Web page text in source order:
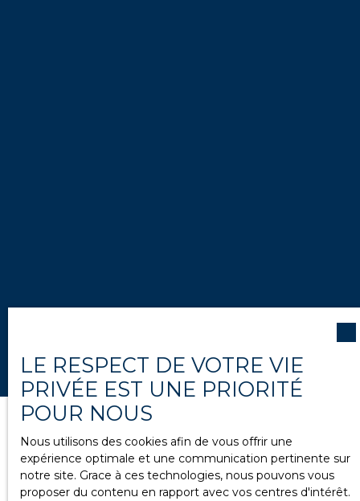
LE RESPECT DE VOTRE VIE
PRIVÉE EST UNE PRIORITÉ
POUR NOUS
Nous utilisons des cookies afin de vous offrir une
expérience optimale et une communication pertinente sur
notre site. Grace à ces technologies, nous pouvons vous
proposer du contenu en rapport avec vos centres d'intérêt.